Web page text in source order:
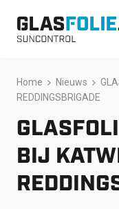
naar
inhoud
Producten
Oplossingen
Projecten
Referenties
Home Nieuws
REDDINGSBRIGADE
BIJ